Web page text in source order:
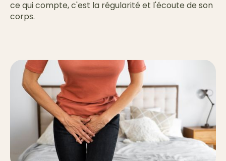
ce qui compte, c'est la régularité et l'écoute de son
corps.